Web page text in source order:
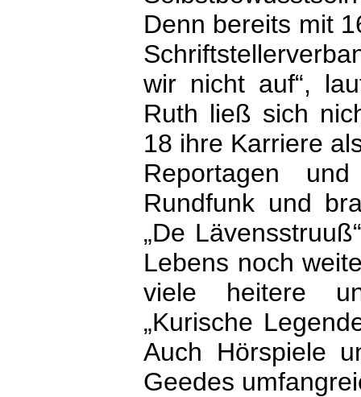
Denn bereits mit
wir nicht auf“,
Ruth ließ sich
18 ihre Karriere
Reportagen
Rundfunk und
„De
Lebens noch
viele heitere
„Kurische
Auch Hörspiele
Geedes